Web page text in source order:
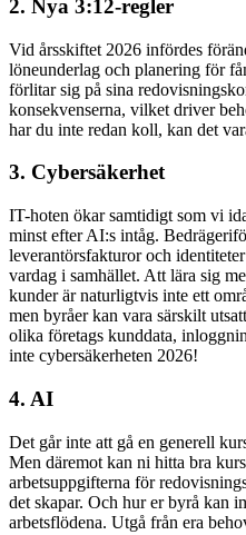
2. Nya 3:12-regler
Vid årsskiftet 2026 infördes
löneunderlag och planering för
förlitar sig på sina
konsekvenserna, vilket driver
har du inte redan koll, kan det
3. Cybersäkerhet
IT-hoten ökar samtidigt som vi
minst efter AI:s intåg.
leverantörsfakturor och
vardag i samhället. Att lära sig
kunder är naturligtvis inte ett
men byråer kan vara särskilt
olika företags kunddata,
inte cybersäkerheten 2026!
4. AI
Det går inte att gå en generell
Men däremot kan ni hitta bra
arbetsuppgifterna för
det skapar. Och hur er byrå kan
arbetsflödena. Utgå från era